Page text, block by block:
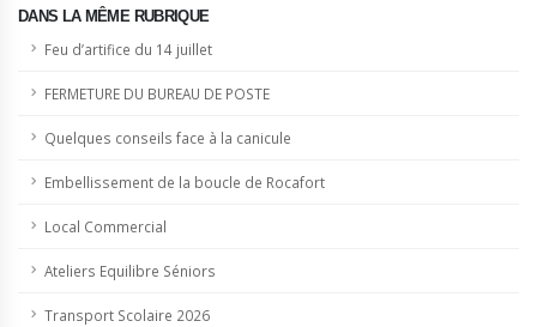
DANS LA MÊME RUBRIQUE
Feu d’artifice du 14 juillet
FERMETURE DU BUREAU DE POSTE
Quelques conseils face à la canicule
Embellissement de la boucle de Rocafort
Local Commercial
Ateliers Equilibre Séniors
Transport Scolaire 2026